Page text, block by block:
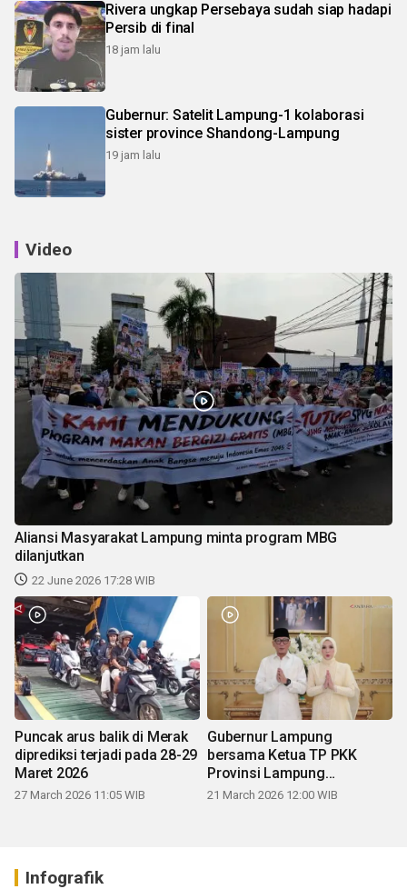
Rivera ungkap Persebaya sudah siap hadapi
Persib di final
18 jam lalu
Gubernur: Satelit Lampung-1 kolaborasi
sister province Shandong-Lampung
19 jam lalu
Video
Aliansi Masyarakat Lampung minta program MBG
dilanjutkan
22 June 2026 17:28 WIB
Puncak arus balik di Merak
diprediksi terjadi pada 28-29
Maret 2026
27 March 2026 11:05 WIB
Gubernur Lampung
bersama Ketua TP PKK
Provinsi Lampung
mengucapkan Selamat Hari
21 March 2026 12:00 WIB
Infografik